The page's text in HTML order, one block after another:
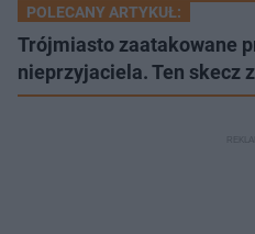
POLECANY ARTYKUŁ:
Trójmiasto zaatakowane
nieprzyjaciela. Ten skecz